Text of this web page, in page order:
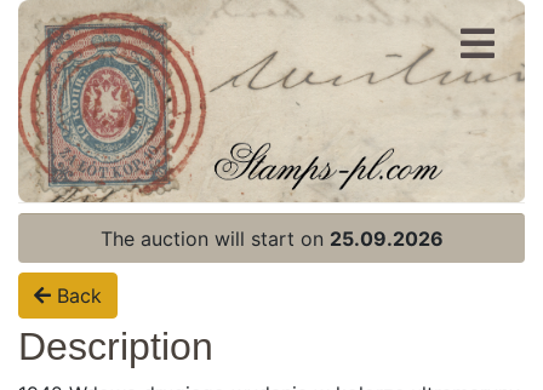
Register
Login
The auction will start on 25.09.2026
Back
Description